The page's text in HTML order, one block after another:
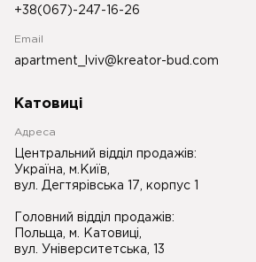
+38(067)-247-16-26
Email
apartment_lviv@kreator-bud.com
Катовиці
Адреса
Центральний відділ продажів:
Україна, м.Київ,
вул. Дегтярівська 17, корпус 1
Головний відділ продажів:
Польща, м. Катовиці,
вул. Університетська, 13